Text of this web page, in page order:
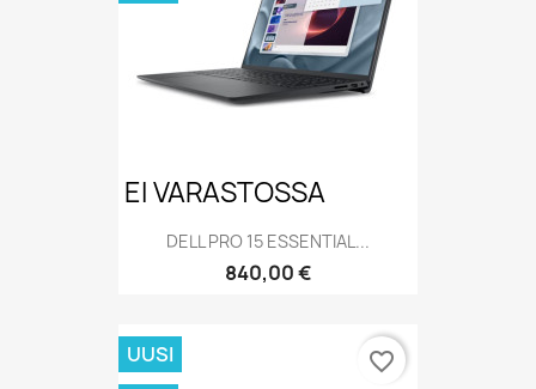
EI VARASTOSSA
DELL PRO 15 ESSENTIAL...
Hinta
840,00 €
UUSI favorite_border